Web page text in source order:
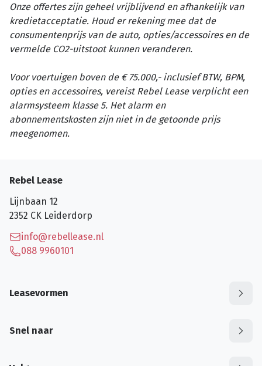
Onze offertes zijn geheel vrijblijvend en afhankelijk van
kredietacceptatie. Houd er rekening mee dat de
consumentenprijs van de auto, opties/accessoires en de
vermelde CO2-uitstoot kunnen veranderen.
Voor voertuigen boven de € 75.000,- inclusief BTW, BPM,
opties en accessoires, vereist Rebel Lease verplicht een
alarmsysteem klasse 5. Het alarm en
abonnementskosten zijn niet in de getoonde prijs
meegenomen.
Rebel Lease
Lijnbaan 12
2352 CK Leiderdorp
info@rebellease.nl
088 9960101
Leasevormen
Snel naar